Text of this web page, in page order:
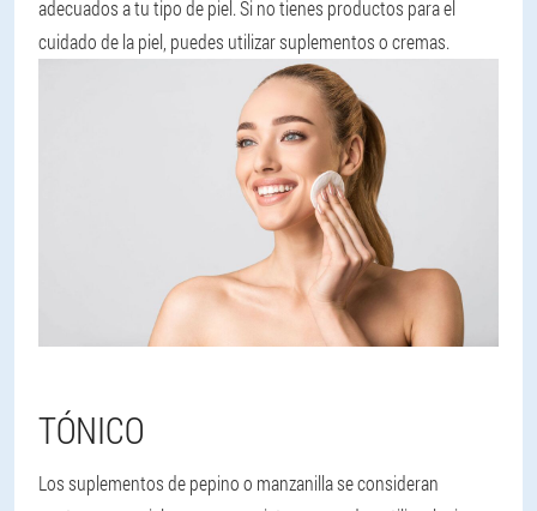
adecuados a tu tipo de piel. Si no tienes productos para el
cuidado de la piel, puedes utilizar suplementos o cremas.
TÓNICO
Los suplementos de pepino o manzanilla se consideran